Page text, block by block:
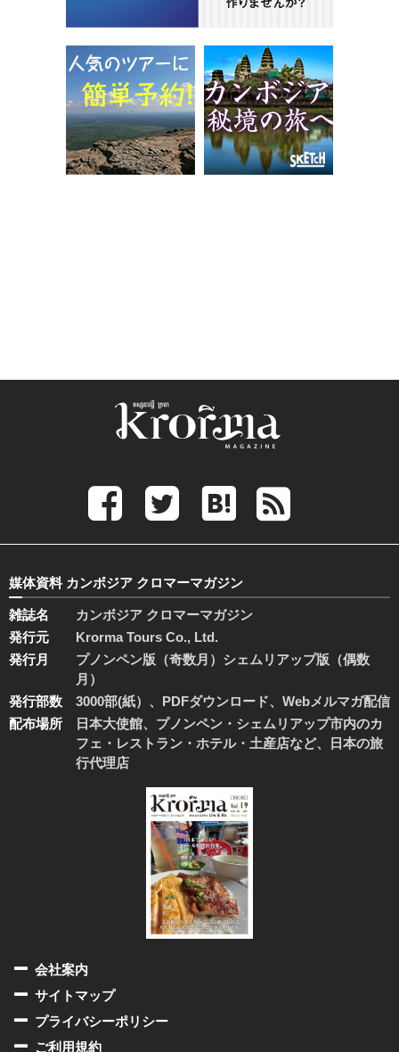
媒体資料 カンボジア クロマーマガジン
雑誌名
カンボジア クロマーマガジン
発行元
Krorma Tours Co., Ltd.
発行月
プノンペン版（奇数月）シェムリアップ版（偶数
月）
発行部数
3000部(紙）、PDFダウンロード、Webメルマガ配信
配布場所
日本大使館、プノンペン・シェムリアップ市内のカ
フェ・レストラン・ホテル・土産店など、日本の旅
行代理店
会社案内
サイトマップ
プライバシーポリシー
ご利用規約